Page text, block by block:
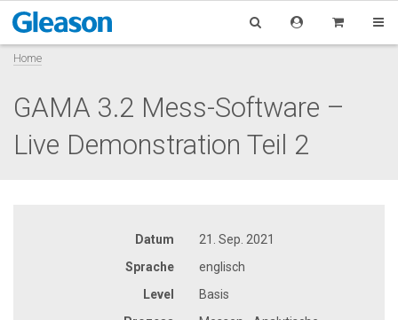
Home
GAMA 3.2 Mess-Software –
Live Demonstration Teil 2
Datum
21. Sep. 2021
Sprache
englisch
Level
Basis